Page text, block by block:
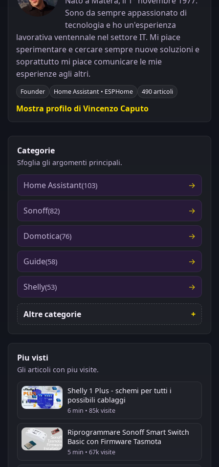
Sono da sempre appassionato di
tecnologia e ho un'esperienza
lavorativa ventennale nel settore IT. Mi piace
sperimentare e cercare sempre nuove soluzioni e
soprattutto mi piace comunicare le mie
esperienze agli altri.
Founder Home Assistant • ESPHome 490 articoli
Mostra profilo di Vincenzo Caputo
Categorie
Sfoglia gli argomenti principali.
Home Assistant(103)
Sonoff(82)
Domotica(76)
Guide(58)
Shelly(53)
Altre categorie
Piu visti
Gli articoli con piu visite.
Shelly 1 Plus - schemi per tutti i
possibili cablaggi
6 min • 85k visite
Riprogrammare Sonoff Smart Switch
Basic con Firmware Tasmota
5 min • 67k visite